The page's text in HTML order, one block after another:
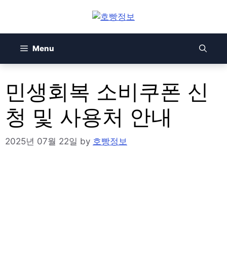
content
Menu
민생회복 소비쿠폰 신
청 및 사용처 안내
2025년 07월 22일 by 호빵정보